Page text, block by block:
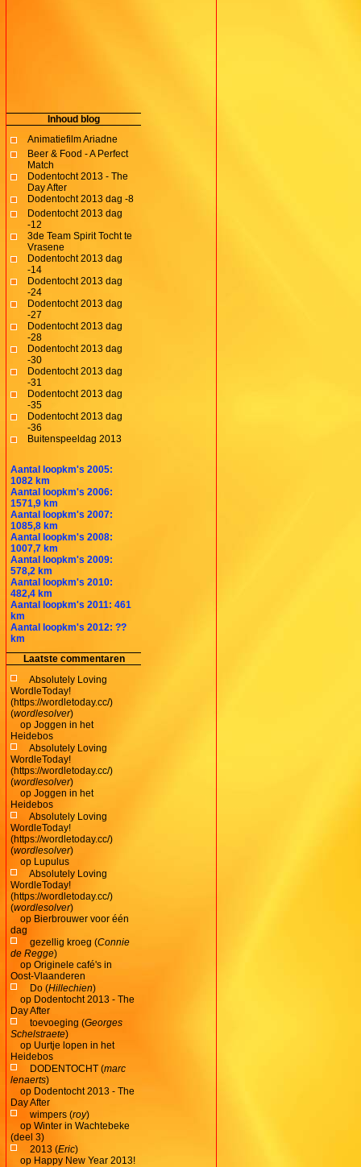
Inhoud blog
Animatiefilm Ariadne
Beer & Food - A Perfect
Match
Dodentocht 2013 - The
Day After
Dodentocht 2013 dag -8
Dodentocht 2013 dag
-12
3de Team Spirit Tocht te
Vrasene
Dodentocht 2013 dag
-14
Dodentocht 2013 dag
-24
Dodentocht 2013 dag
-27
Dodentocht 2013 dag
-28
Dodentocht 2013 dag
-30
Dodentocht 2013 dag
-31
Dodentocht 2013 dag
-35
Dodentocht 2013 dag
-36
Buitenspeeldag 2013
Aantal loopkm's 2005:
1082 km
Aantal loopkm's 2006:
1571,9 km
Aantal loopkm's 2007:
1085,8 km
Aantal loopkm's 2008:
1007,7 km
Aantal loopkm's 2009:
578,2 km
Aantal loopkm's 2010:
482,4 km
Aantal loopkm's 2011: 461
km
Aantal loopkm's 2012: ??
km
Laatste commentaren
Absolutely Loving
WordleToday!
(https://wordletoday.cc/)
(wordlesolver)
op Joggen in het
Heidebos
Absolutely Loving
WordleToday!
(https://wordletoday.cc/)
(wordlesolver)
op Joggen in het
Heidebos
Absolutely Loving
WordleToday!
(https://wordletoday.cc/)
(wordlesolver)
op Lupulus
Absolutely Loving
WordleToday!
(https://wordletoday.cc/)
(wordlesolver)
op Bierbrouwer voor één
dag
gezellig kroeg (Connie
de Regge)
op Originele café's in
Oost-Vlaanderen
Do (Hillechien)
op Dodentocht 2013 - The
Day After
toevoeging (Georges
Schelstraete)
op Uurtje lopen in het
Heidebos
DODENTOCHT (marc
lenaerts)
op Dodentocht 2013 - The
Day After
wimpers (roy)
op Winter in Wachtebeke
(deel 3)
2013 (Eric)
op Happy New Year 2013!